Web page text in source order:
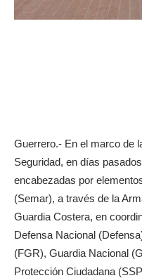
Guerrero.- En el marco de
Seguridad, en días
encabezadas por
(Semar), a través de la
Guardia Costera, en
Defensa Nacional
(FGR), Guardia Nacional
Protección Ciudadana